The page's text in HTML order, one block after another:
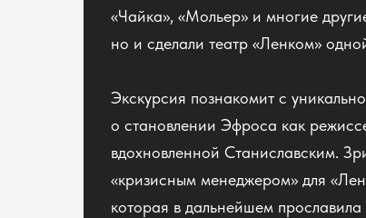
«Чайка», «Мольер» и многие
но и сделали театр «Ленком»
Экскурсия познакомит с
о становлении Эфроса как
вдохновленной Станиславским.
«кризисным менеджером» для
которая в дальнейшем